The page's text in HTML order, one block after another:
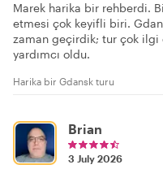
Marek harika bir rehberdi.
etmesi çok keyifli biri.
zaman geçirdik; tur çok ilgi
yardımcı oldu.
Harika bir Gdansk turu
Brian
3 July 2026